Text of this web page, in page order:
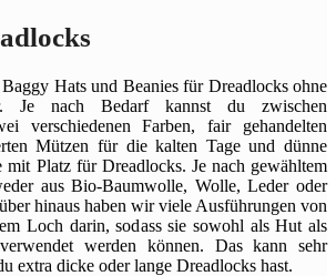
Hats und Beanies für Dreadlocks ohne
Je nach Bedarf kannst du zwischen
verschiedenen Farben, fair gehandelten
Mützen für die kalten Tage und dünne
Platz für Dreadlocks. Je nach gewähltem
aus Bio-Baumwolle, Wolle, Leder oder
hinaus haben wir viele Ausführungen von
Loch darin, sodass sie sowohl als Hut als
werden können. Das kann sehr
extra dicke oder lange Dreadlocks hast.